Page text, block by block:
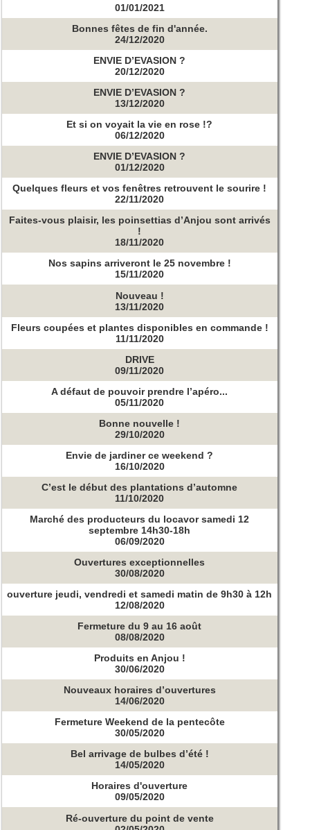
01/01/2021
Bonnes fêtes de fin d'année.
24/12/2020
ENVIE D’EVASION ?
20/12/2020
ENVIE D’EVASION ?
13/12/2020
Et si on voyait la vie en rose !?
06/12/2020
ENVIE D’EVASION ?
01/12/2020
Quelques fleurs et vos fenêtres retrouvent le sourire !
22/11/2020
Faites-vous plaisir, les poinsettias d’Anjou sont arrivés
!
18/11/2020
Nos sapins arriveront le 25 novembre !
15/11/2020
Nouveau !
13/11/2020
Fleurs coupées et plantes disponibles en commande !
11/11/2020
DRIVE
09/11/2020
A défaut de pouvoir prendre l’apéro...
05/11/2020
Bonne nouvelle !
29/10/2020
Envie de jardiner ce weekend ?
16/10/2020
C’est le début des plantations d’automne
11/10/2020
Marché des producteurs du locavor samedi 12
septembre 14h30-18h
06/09/2020
Ouvertures exceptionnelles
30/08/2020
ouverture jeudi, vendredi et samedi matin de 9h30 à 12h
12/08/2020
Fermeture du 9 au 16 août
08/08/2020
Produits en Anjou !
30/06/2020
Nouveaux horaires d’ouvertures
14/06/2020
Fermeture Weekend de la pentecôte
30/05/2020
Bel arrivage de bulbes d’été !
14/05/2020
Horaires d'ouverture
09/05/2020
Ré-ouverture du point de vente